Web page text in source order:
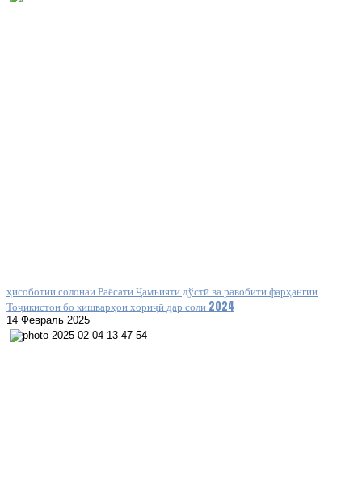
ҳисоботии солонаи Раёсати Ҷамъияти дўстӣ ва равобити фарҳангии
Тоҷикистон бо кишварҳои хориҷӣ дар соли 2024
14 Февраль 2025